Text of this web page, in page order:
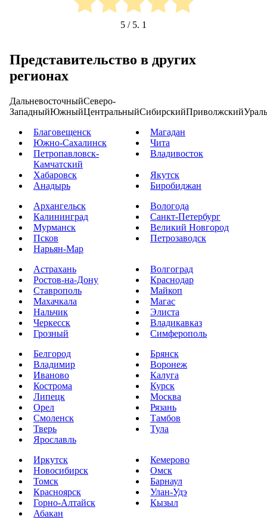
5 / 5. 1
Представительство в других
регионах
ДальневосточныйСеверо-
ЗападныйЮжныйЦентральныйСибирскийПриволжский
Благовещенск
Магадан
Южно-Сахалинск
Чита
Петропавловск-
Камчатский
Владивосток
Хабаровск
Якутск
Анадырь
Биробиджан
Архангельск
Вологода
Калининград
Санкт-Петербург
Мурманск
Великий Новгород
Псков
Петрозаводск
Нарьян-Мар
Астрахань
Волгоград
Ростов-на-Дону
Краснодар
Ставрополь
Майкоп
Махачкала
Магас
Нальчик
Элиста
Черкесск
Владикавказ
Грозный
Симферополь
Белгород
Брянск
Владимир
Воронеж
Иваново
Калуга
Кострома
Курск
Липецк
Москва
Орел
Рязань
Смоленск
Тамбов
Тверь
Тула
Ярославль
Иркутск
Кемерово
Новосибирск
Омск
Томск
Барнаул
Красноярск
Улан-Удэ
Горно-Алтайск
Кызыл
Абакан